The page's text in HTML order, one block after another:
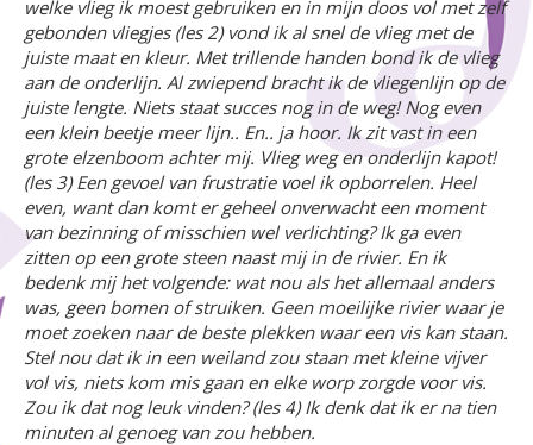
welke vlieg ik moest gebruiken en in mijn doos vol met zelf
gebonden vliegjes (les 2) vond ik al snel de vlieg met de
juiste maat en kleur. Met trillende handen bond ik de vlieg
aan de onderlijn. Al zwiepend bracht ik de vliegenlijn op de
juiste lengte. Niets staat succes nog in de weg! Nog even
een klein beetje meer lijn.. En.. ja hoor. Ik zit vast in een
grote elzenboom achter mij. Vlieg weg en onderlijn kapot!
(les 3) Een gevoel van frustratie voel ik opborrelen. Heel
even, want dan komt er geheel onverwacht een moment
van bezinning of misschien wel verlichting? Ik ga even
zitten op een grote steen naast mij in de rivier. En ik
bedenk mij het volgende: wat nou als het allemaal anders
was, geen bomen of struiken. Geen moeilijke rivier waar je
moet zoeken naar de beste plekken waar een vis kan staan.
Stel nou dat ik in een weiland zou staan met kleine vijver
vol vis, niets kom mis gaan en elke worp zorgde voor vis.
Zou ik dat nog leuk vinden? (les 4) Ik denk dat ik er na tien
minuten al genoeg van zou hebben.